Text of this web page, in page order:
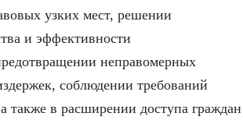
узких мест, решении
и эффективности
неправомерных
соблюдении требований
также в расширении доступа граждан